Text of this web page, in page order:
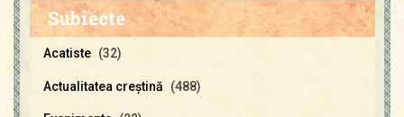
Subiecte
Acatiste (32)
Actualitatea creştină (488)